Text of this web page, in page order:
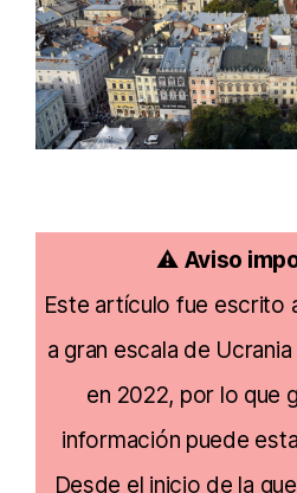
⚠️ Aviso
Este artículo fue escrito
a gran escala de
en 2022, por lo que
información puede
Desde el inicio de la